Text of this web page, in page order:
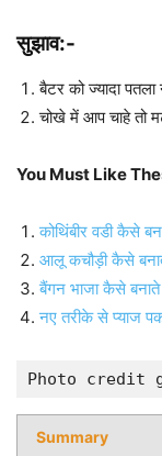
सुझाव:-
बैटर को ज्यादा पतला
चोखे में आप चाहे तो
You Must Like
कोथिंबीर वडी कैसे
आलू कचौड़ी कैसे
बैंगन भाजा कैसे
नए तरीके से प्याज
Photo credit
Summary